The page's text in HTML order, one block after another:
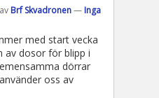
av Brf Skvadronen— Inga
med start vecka
av dosor för blipp i
dörrar
oss av